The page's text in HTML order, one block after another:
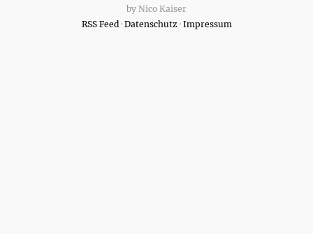
by Nico Kaiser
RSS Feed· Datenschutz· Impressum